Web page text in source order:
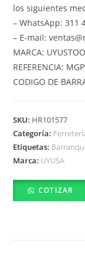
los siguientes
– WhatsApp: 311
– E-mail:
MARCA:
REFERENCIA:
CODIGO DE
SKU: HR101577
Categoría:
Etiquetas:
Marca: UYUSA
COTIZAR